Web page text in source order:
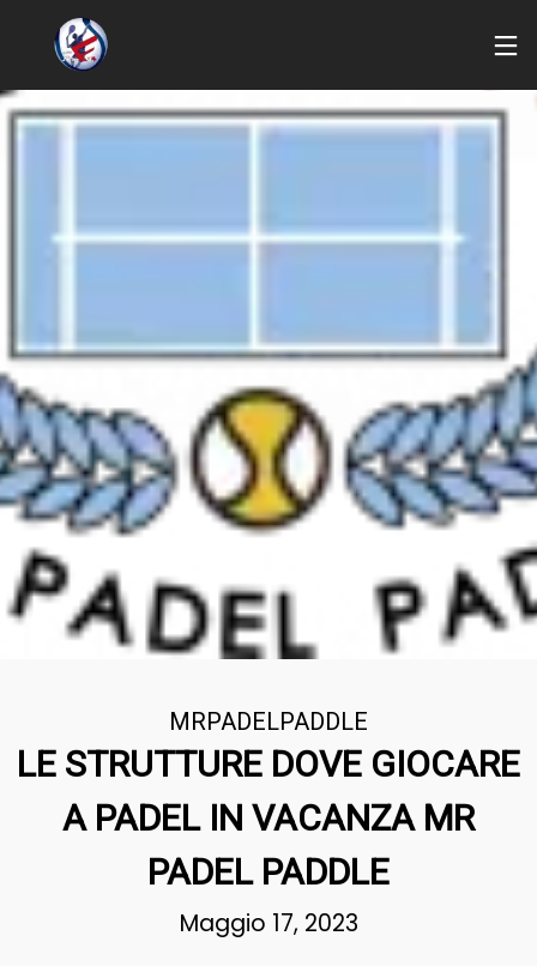
MRPADELPADDLE
LE STRUTTURE DOVE GIOCARE
A PADEL IN VACANZA MR
PADEL PADDLE
Maggio 17, 2023